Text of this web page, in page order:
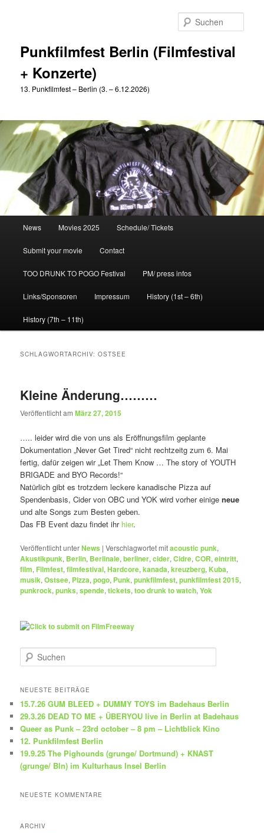
Punkfilmfest Berlin (Filmfestival
+ Konzerte)
13. Punkfilmfest – Berlin (3. – 6.12.2026)
News Movies 2025 Schedule/ Tickets
Submit your movie Contact
TOO DRUNK TO POGO Festival PM/ press infos
Links/Sponsoren Impressum History (1st – 6th)
History (7th – 11th)
SCHLAGWORTARCHIV:OSTSEE
Kleine Änderung………
Veröffentlicht amMärz 27, 2015
….. leider wird die von uns als Eröffnungsfilm geplante
Dokumentation „Never Get Tired“ nicht rechtzeitg zum 6. Mai
fertig, dafür zeigen wir „Let Them Know … The story of YOUTH
BRIGADE and BYO Records!“
Natürlich gibt es trotzdem leckere kanadische Pizza auf
Spendenbasis, Cider von OBC und YOK wird vorher einigeneue
und alte Songs zum Besten geben.
Das FB Event dazu findet ihr hier.
Veröffentlicht unterNews |Verschlagwortet mitacoustic punk,
Akustikpunk, Berlin, Berlinale,berliner,cider,Cidre,COR,eintritt,
film, Filmfest,filmfestival,Hardcore,kanada,kreuzberg, Kuba,
musik,Ostsee, Pizza,pogo, Punk,punkfilmfest,punkfilmfest 2015,
punkrock,punks,spende,tickets,too drunk to watch,Yok
u
h
n
NEUESTE BEITRÄGE
15.7.26 GUM BLEED + DUMMY TOYS im Badehaus Berlin
29.3.26 DEAD TO ME + ÜBERYOU live in Berlin at Badehaus
Queer as Punk – 23rd october – 8 pm – Lichtblick Kino
12. Punkfilmfest Berlin
19.9.25 The Pighounds (grunge/ Dortmund) + KNAST
(grunge/ Bln) im Kulturhaus Insel Berlin
NEUESTE KOMMENTARE
ARCHIV